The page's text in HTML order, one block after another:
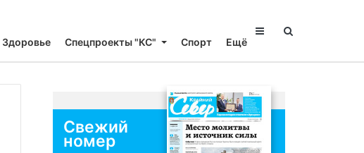
Здоровье Спецпроекты "КС" Спорт Ещё
Свежий
номер